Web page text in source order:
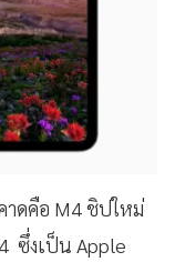
าดคือ M4 ชิปใหม่
ซึ่งเป็น Apple